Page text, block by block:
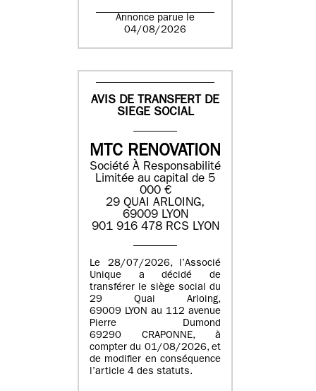
Annonce parue le
04/08/2026
AVIS DE TRANSFERT DE
SIEGE SOCIAL
MTC RENOVATION
Société À Responsabilité
Limitée au capital de 5
000 €
29 QUAI ARLOING,
69009 LYON
901 916 478 RCS LYON
Le 28/07/2026, l’Associé
Unique a décidé de
transférer le siège social du
29 Quai Arloing,
69009 LYON au 112 avenue
Pierre Dumond
69290 CRAPONNE, à
compter du 01/08/2026, et
de modifier en conséquence
l’article 4 des statuts.